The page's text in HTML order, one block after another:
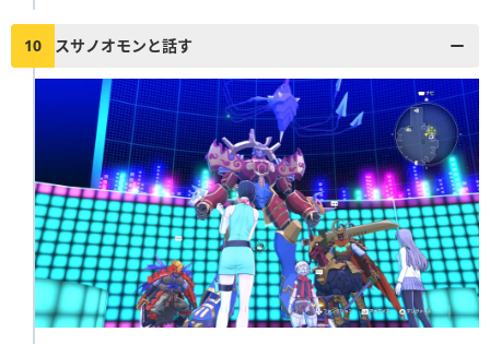
10 スサノオモンと話す